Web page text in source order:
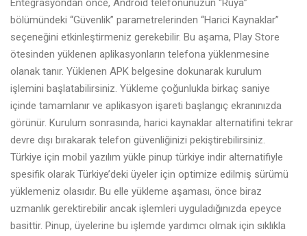
Entegrasyondan önce, Android telefonunuzun “Rüya”
bölümündeki “Güvenlik” parametrelerinden “Harici Kaynaklar”
seçeneğini etkinleştirmeniz gerekebilir. Bu aşama, Play Store
ötesinden yüklenen aplikasyonların telefona yüklenmesine
olanak tanır. Yüklenen APK belgesine dokunarak kurulum
işlemini başlatabilirsiniz. Yükleme çoğunlukla birkaç saniye
içinde tamamlanır ve aplikasyon işareti başlangıç ekranınızda
görünür. Kurulum sonrasında, harici kaynaklar alternatifini tekrar
devre dışı bırakarak telefon güvenliğinizi pekiştirebilirsiniz.
Türkiye için mobil yazılım yükle pinup türkiye indir alternatifiyle
spesifik olarak Türkiye’deki üyeler için optimize edilmiş sürümü
yüklemeniz olasıdır. Bu elle yükleme aşaması, önce biraz
uzmanlık gerektirebilir ancak işlemleri uyguladığınızda epeyce
basittir. Pinup, üyelerine bu işlemde yardımcı olmak için sıklıkla